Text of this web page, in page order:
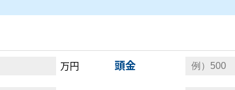
万円
頭金